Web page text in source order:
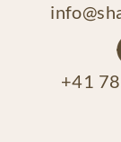
+41